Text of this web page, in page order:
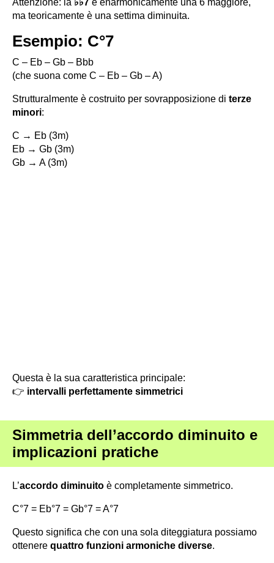
Attenzione: la ♭♭7 è enarmonicamente una 6 maggiore,
ma teoricamente è una settima diminuita.
Esempio: C°7
C – Eb – Gb – Bbb
(che suona come C – Eb – Gb – A)
Strutturalmente è costruito per sovrapposizione di terze
minori:
C → Eb (3m)
Eb → Gb (3m)
Gb → A (3m)
Questa è la sua caratteristica principale:
👉 intervalli perfettamente simmetrici
Simmetria dell’accordo diminuito e
implicazioni pratiche
L’accordo diminuito è completamente simmetrico.
C°7 = Eb°7 = Gb°7 = A°7
Questo significa che con una sola diteggiatura possiamo
ottenere quattro funzioni armoniche diverse.